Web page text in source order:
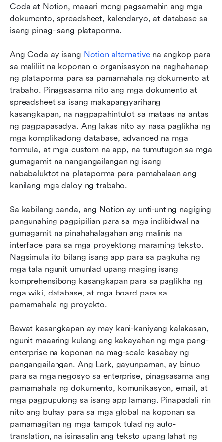
Coda at Notion, maaari mong pagsamahin ang mga
dokumento, spreadsheet, kalendaryo, at database sa
isang pinag-isang plataporma.
Ang Coda ay isang Notion alternative na angkop para
sa maliliit na koponan o organisasyon na naghahanap
ng plataporma para sa pamamahala ng dokumento at
trabaho. Pinagsasama nito ang mga dokumento at
spreadsheet sa isang makapangyarihang
kasangkapan, na nagpapahintulot sa mataas na antas
ng pagpapasadya. Ang lakas nito ay nasa paglikha ng
mga komplikadong database, advanced na mga
formula, at mga custom na app, na tumutugon sa mga
gumagamit na nangangailangan ng isang
nababaluktot na plataporma para pamahalaan ang
kanilang mga daloy ng trabaho.
Sa kabilang banda, ang Notion ay unti-unting nagiging
pangunahing pagpipilian para sa mga indibidwal na
gumagamit na pinahahalagahan ang malinis na
interface para sa mga proyektong maraming teksto.
Nagsimula ito bilang isang app para sa pagkuha ng
mga tala ngunit umunlad upang maging isang
komprehensibong kasangkapan para sa paglikha ng
mga wiki, database, at mga board para sa
pamamahala ng proyekto.
Bawat kasangkapan ay may kani-kaniyang kalakasan,
ngunit maaaring kulang ang kakayahan ng mga pang-
enterprise na koponan na mag-scale kasabay ng
pangangailangan. Ang Lark, gayunpaman, ay binuo
para sa mga negosyo sa enterprise, pinagsasama ang
pamamahala ng dokumento, komunikasyon, email, at
mga pagpupulong sa isang app lamang. Pinapadali rin
nito ang buhay para sa mga global na koponan sa
pamamagitan ng mga tampok tulad ng auto-
translation, na isinasalin ang teksto upang lahat ng